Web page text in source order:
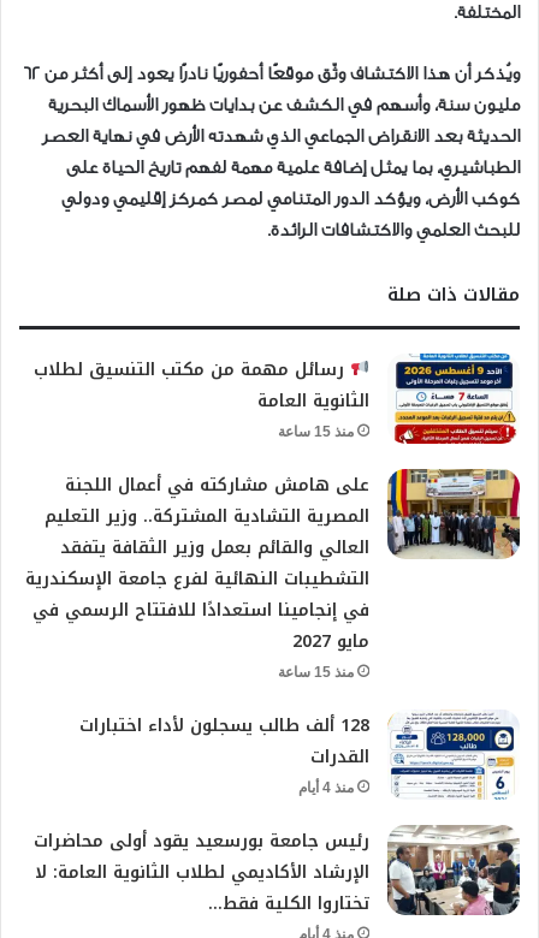
المختلفة.
ويُذكر أن هذا الاكتشاف وثّق موقعًا أحفوريًا نادرًا يعود إلى أكثر من 62
مليون سنة، وأسهم في الكشف عن بدايات ظهور الأسماك البحرية
الحديثة بعد الانقراض الجماعي الذي شهدته الأرض في نهاية العصر
الطباشيري، بما يمثل إضافة علمية مهمة لفهم تاريخ الحياة على
كوكب الأرض، ويؤكد الدور المتنامي لمصر كمركز إقليمي ودولي
للبحث العلمي والاكتشافات الرائدة.
مقالات ذات صلة
رسائل مهمة من مكتب التنسيق لطلاب
الثانوية العامة
منذ 15 ساعة
على هامش مشاركته في أعمال اللجنة
المصرية التشادية المشتركة.. وزير التعليم
العالي والقائم بعمل وزير الثقافة يتفقد
التشطيبات النهائية لفرع جامعة الإسكندرية
في إنجامينا استعدادًا للافتتاح الرسمي في
مايو 2027
منذ 15 ساعة
128 ألف طالب يسجلون لأداء اختبارات
القدرات
منذ 4 أيام
رئيس جامعة بورسعيد يقود أولى محاضرات
الإرشاد الأكاديمي لطلاب الثانوية العامة: لا
تختاروا الكلية فقط…
منذ 4 أيام